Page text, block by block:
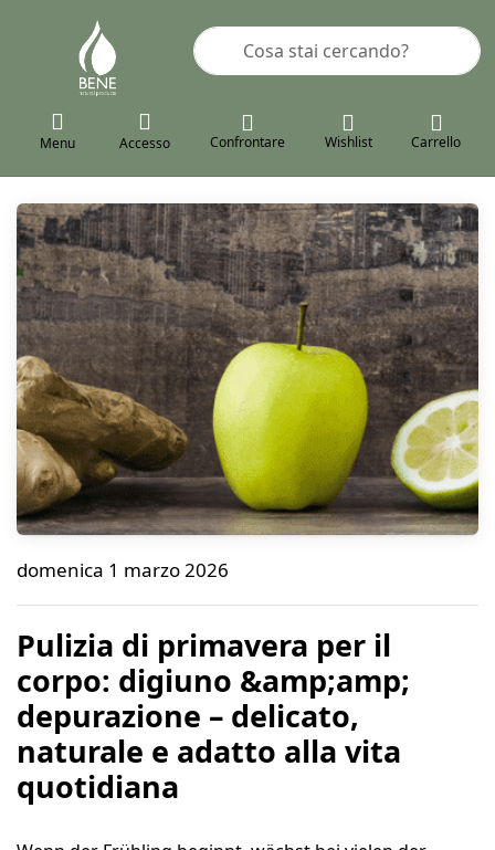
Inserire un termine di ricerca. I
Menu Accesso Confrontare Wishlist Carrello
domenica 1 marzo 2026
Bene Naturalproducts
Pulizia di primavera per il
corpo: digiuno &amp;amp;
depurazione – delicato,
naturale e adatto alla vita
quotidiana